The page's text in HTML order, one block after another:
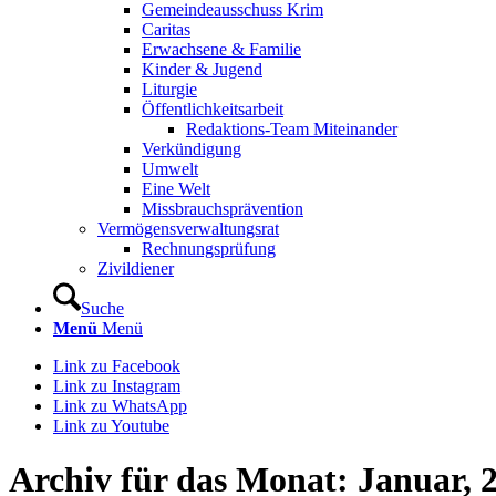
Gemeindeausschuss Krim
Caritas
Erwachsene & Familie
Kinder & Jugend
Liturgie
Öffentlichkeitsarbeit
Redaktions-Team Miteinander
Verkündigung
Umwelt
Eine Welt
Missbrauchsprävention
Vermögensverwaltungsrat
Rechnungsprüfung
Zivildiener
Suche
Menü Menü
Link zu Facebook
Link zu Instagram
Link zu WhatsApp
Link zu Youtube
Archiv für das Monat: Januar,